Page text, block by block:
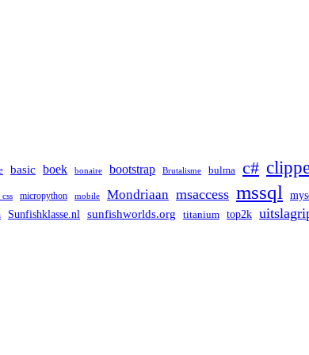
basic boek bonaire bootstrap Brutalisme bulma c#
micropython mobile Mondriaan msaccess mssql
Sunfishklasse.nl sunfishworlds.org titanium top2k